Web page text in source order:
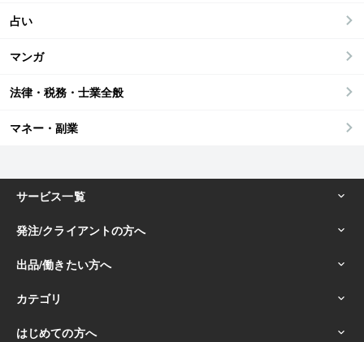
占い
マンガ
法律・税務・士業全般
マネー・副業